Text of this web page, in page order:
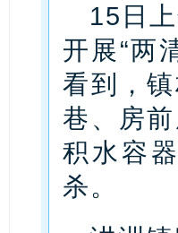
15日
开展“两
看到，
巷、房
积水容
杀。